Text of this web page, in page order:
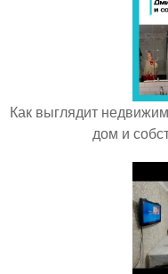
Как выглядит
дом и